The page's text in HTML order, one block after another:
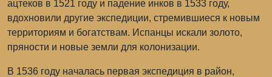
ацтеков в 1521 году и падение инков в 1533 году,
вдохновили другие экспедиции, стремившиеся к новым
территориям и богатствам. Испанцы искали золото,
пряности и новые земли для колонизации.
В 1536 году началась первая экспедиция в район,